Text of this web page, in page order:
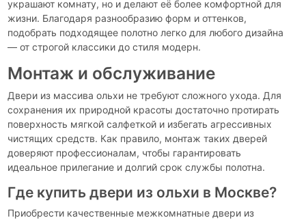
украшают комнату, но и делают её более комфортной для
жизни. Благодаря разнообразию форм и оттенков,
подобрать подходящее полотно легко для любого дизайна
— от строгой классики до стиля модерн.
Монтаж и обслуживание
Двери из массива ольхи не требуют сложного ухода. Для
сохранения их природной красоты достаточно протирать
поверхность мягкой салфеткой и избегать агрессивных
чистящих средств. Как правило, монтаж таких дверей
доверяют профессионалам, чтобы гарантировать
идеальное прилегание и долгий срок службы полотна.
Где купить двери из ольхи в Москве?
Приобрести качественные межкомнатные двери из